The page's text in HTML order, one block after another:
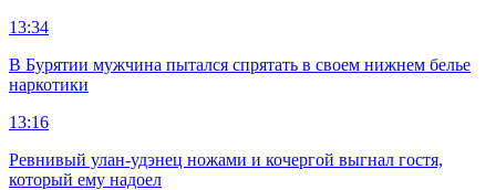
13:34
В Бурятии мужчина пытался спрятать в своем нижнем белье
наркотики
13:16
Ревнивый улан-удэнец ножами и кочергой выгнал гостя,
который ему надоел